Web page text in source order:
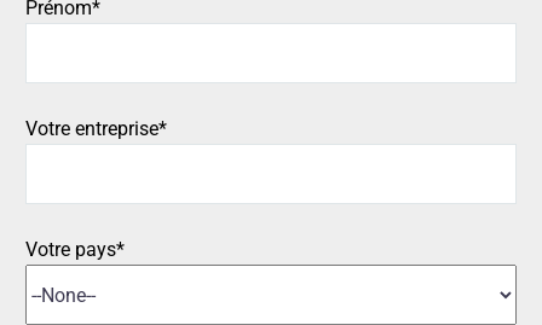
Prénom*
Votre entreprise*
Votre pays*